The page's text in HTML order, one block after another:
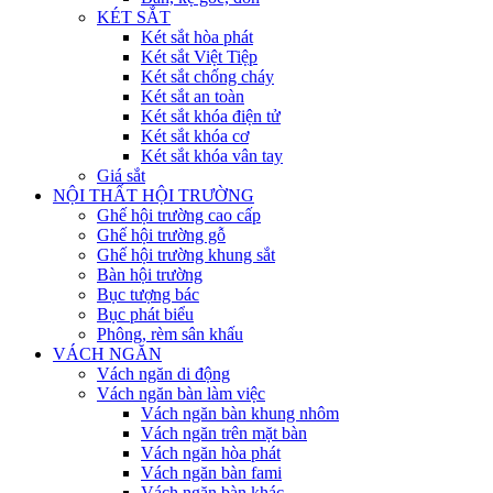
KÉT SẮT
Két sắt hòa phát
Két sắt Việt Tiệp
Két sắt chống cháy
Két sắt an toàn
Két sắt khóa điện tử
Két sắt khóa cơ
Két sắt khóa vân tay
Giá sắt
NỘI THẤT HỘI TRƯỜNG
Ghế hội trường cao cấp
Ghế hội trường gỗ
Ghế hội trường khung sắt
Bàn hội trường
Bục tượng bác
Bục phát biểu
Phông, rèm sân khấu
VÁCH NGĂN
Vách ngăn di động
Vách ngăn bàn làm việc
Vách ngăn bàn khung nhôm
Vách ngăn trên mặt bàn
Vách ngăn hòa phát
Vách ngăn bàn fami